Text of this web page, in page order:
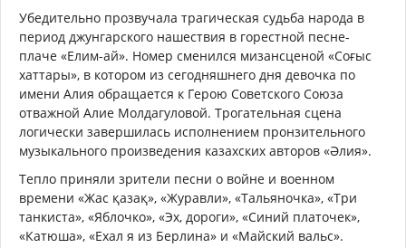
Убедительно прозвучала трагическая судьба народа в
период джунгарского нашествия в горестной песне-
плаче «Елим-ай». Номер сменился мизансценой «Соғыс
хаттары», в котором из сегодняшнего дня девочка по
имени Алия обращается к Герою Советского Союза
отважной Алие Молдагуловой. Трогательная сцена
логически завершилась исполнением пронзительного
музыкального произведения казахских авторов «Әлия».
Тепло приняли зрители песни о войне и военном
времени «Жас қазақ», «Журавли», «Тальяночка», «Три
танкиста», «Яблочко», «Эх, дороги», «Синий платочек»,
«Катюша», «Ехал я из Берлина» и «Майский вальс».